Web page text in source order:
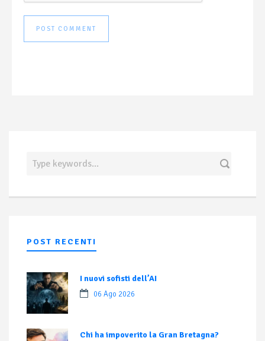
POST RECENTI
I nuovi sofisti dell’AI
06 Ago 2026
Chi ha impoverito la Gran Bretagna?